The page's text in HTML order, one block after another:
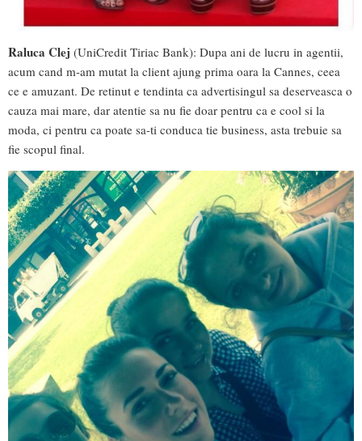
Raluca Clej (UniCredit Tiriac Bank): Dupa ani de lucru in agentii,
acum cand m-am mutat la client ajung prima oara la Cannes, ceea
ce e amuzant. De retinut e tendinta ca advertisingul sa deserveasca o
cauza mai mare, dar atentie sa nu fie doar pentru ca e cool si la
moda, ci pentru ca poate sa-ti conduca tie business, asta trebuie sa
fie scopul final.